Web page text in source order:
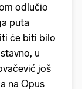
odlučio
puta
će biti bilo
u
još
na Opus